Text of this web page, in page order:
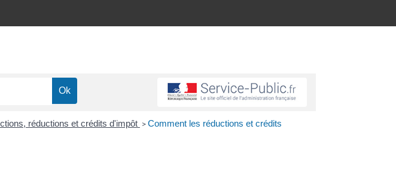
réductions et crédits d'impôt >Comment les réductions et crédits